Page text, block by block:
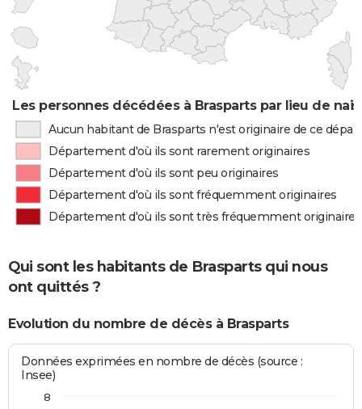
Les personnes décédées à Brasparts par lieu de
Aucun habitant de Brasparts n'est originaire de ce
Département d'où ils sont rarement originaires
Département d'où ils sont peu originaires
Département d'où ils sont fréquemment originaires
Département d'où ils sont très fréquemment originaires
Qui sont les habitants de Brasparts qui nous
ont quittés ?
Evolution du nombre de décès à Brasparts
Données exprimées en nombre de décès (source :
Insee)
8